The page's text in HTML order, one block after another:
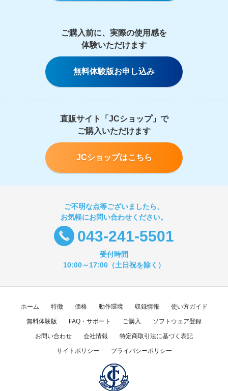
ご購入前に、実際の使用感を
体験いただけます
無料体験版お申し込み
直販サイト「JCショップ」で
ご購入いただけます
JCショップはこちら
ご不明な点等ございましたら、
お気軽にお問い合わせください。
043-241-5501
受付時間
10:00～17:00（土日祝を除く）
ホーム 特徴 価格 動作環境 収録情報 使い方ガイド
無料体験版 FAQ・サポート ご購入 ソフトウェア登録
お問い合わせ 会社情報 特定商取引法に基づく表記
サイトポリシー プライバシーポリシー